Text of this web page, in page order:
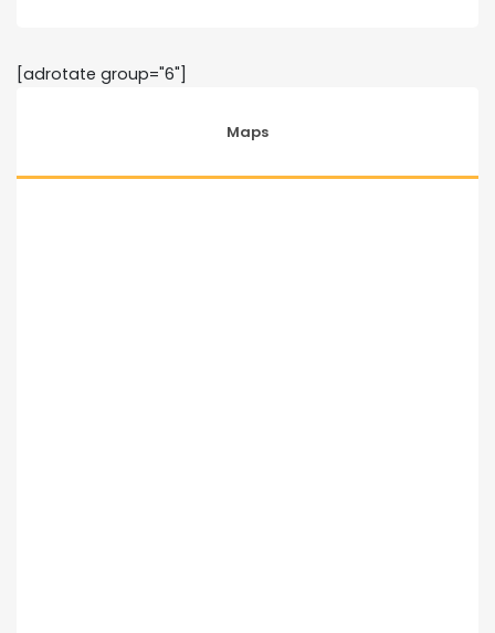
[adrotate group="6"]
Maps